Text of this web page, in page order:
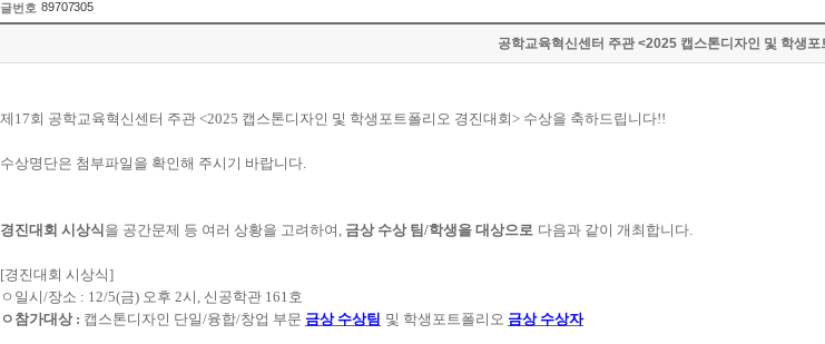
글번호 89707305
공학교육혁신센터 주관 <2025 캡스톤디자인 및 학생
제 17회 공학교육혁신센터 주관 <2025 캡스톤디자인 및 학생포트폴리오 경진대회> 수상을 축하드립니다!!
수상명단은 첨부파일을 확인해 주시기 바랍니다.
경진대회 시상식 을 공간문제 등 여러 상황을 고려하여 , 금상 수상 팀 /학생을 대상으로 다음과 같이 개최합니다.
[경진대회 시상식]
ㅇ일시/장소 : 12/5(금) 오후 2시 , 신공학관 161호
ㅇ참가대상 : 캡스톤디자인 단일/융합/창업 부문 금상 수상팀 및 학생포트폴리오 금상 수상자